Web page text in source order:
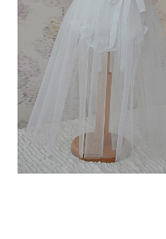
Cercei din aur dama
Cercei de aur lungi cu lant
Cercei din aur tortite
Cercei din aur alb
Cercei aur cu surub